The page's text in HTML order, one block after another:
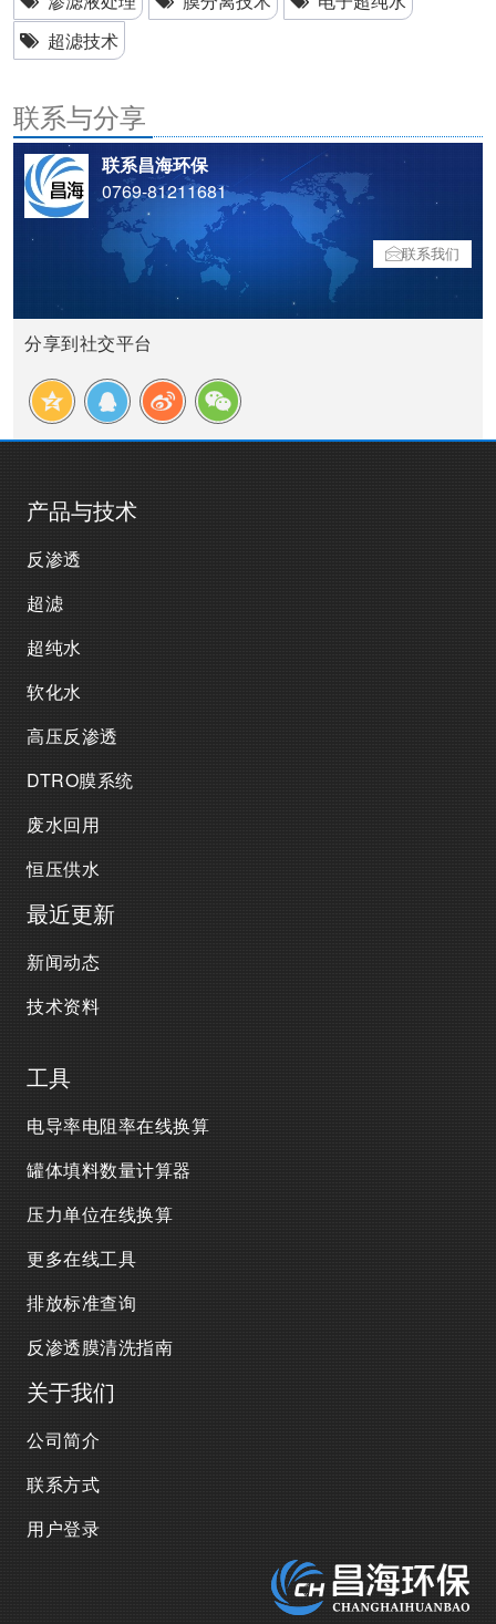
超滤技术
联系与分享
联系昌海环保
0769-81211681
联系我们
分享到社交平台
产品与技术
反渗透
超滤
超纯水
软化水
高压反渗透
DTRO膜系统
废水回用
恒压供水
最近更新
新闻动态
技术资料
工具
电导率电阻率在线换算
罐体填料数量计算器
压力单位在线换算
更多在线工具
排放标准查询
反渗透膜清洗指南
关于我们
公司简介
联系方式
用户登录